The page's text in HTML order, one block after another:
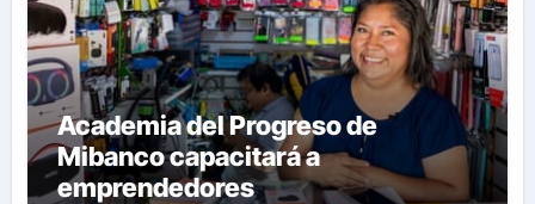
Academia del Progreso de
Mibanco capacitará a
emprendedores